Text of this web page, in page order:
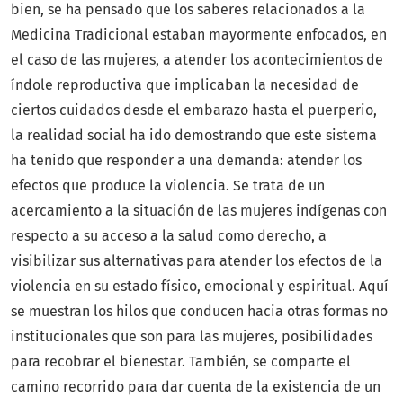
bien, se ha pensado que los saberes relacionados a la
Medicina Tradicional estaban mayormente enfocados, en
el caso de las mujeres, a atender los acontecimientos de
índole reproductiva que implicaban la necesidad de
ciertos cuidados desde el embarazo hasta el puerperio,
la realidad social ha ido demostrando que este sistema
ha tenido que responder a una demanda: atender los
efectos que produce la violencia. Se trata de un
acercamiento a la situación de las mujeres indígenas con
respecto a su acceso a la salud como derecho, a
visibilizar sus alternativas para atender los efectos de la
violencia en su estado físico, emocional y espiritual. Aquí
se muestran los hilos que conducen hacia otras formas no
institucionales que son para las mujeres, posibilidades
para recobrar el bienestar. También, se comparte el
camino recorrido para dar cuenta de la existencia de un